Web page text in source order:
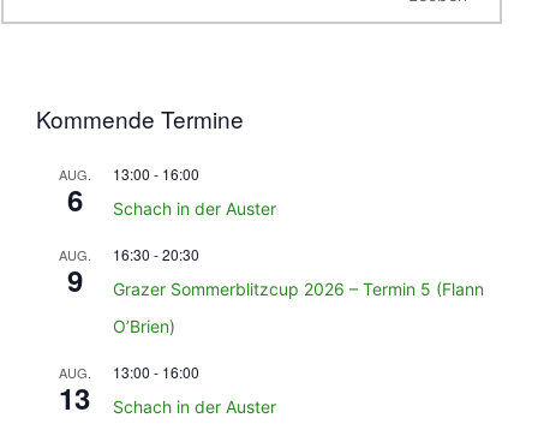
Kommende Termine
AUG.
6
13:00 - 16:00
Schach in der Auster
AUG.
9
16:30 -20:30
Grazer Sommerblitzcup 2026 – Termin 5 (Flann
O’Brien)
AUG.
13
13:00 - 16:00
Schach in der Auster